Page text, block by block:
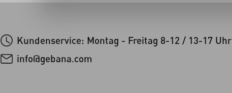
Kundenservice: Montag - Freitag 8-12 / 13-17 Uhr
info@gebana.com